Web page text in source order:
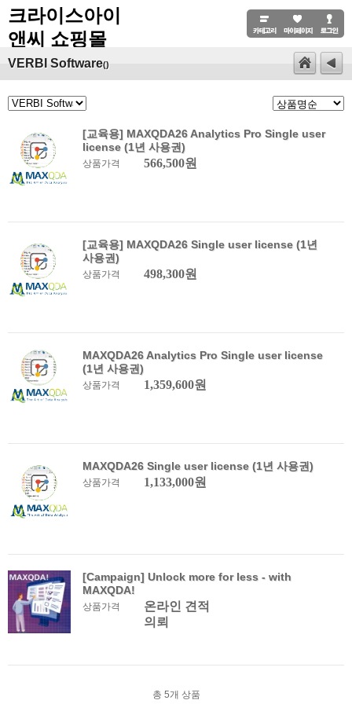
크라이스아이
앤씨 쇼핑몰
VERBI Software()
[교육용] MAXQDA26 Analytics Pro Single user
license (1년 사용권)
상품가격 566,500원
[교육용] MAXQDA26 Single user license (1년
사용권)
상품가격 498,300원
MAXQDA26 Analytics Pro Single user license
(1년 사용권)
상품가격 1,359,600원
MAXQDA26 Single user license (1년 사용권)
상품가격 1,133,000원
[Campaign] Unlock more for less - with
MAXQDA!
상품가격
온라인 견적
의뢰
총 5개 상품